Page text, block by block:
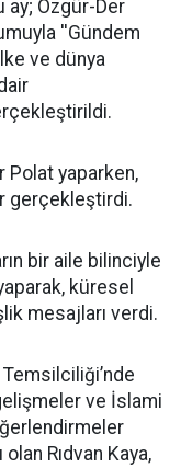
ay; Özgür-Der
''Gündem
ve dünya
Polat yaparken,
gerçekleştirdi.
bir aile bilinciyle
küresel
mesajları verdi.
ve İslami
olan Rıdvan Kaya,